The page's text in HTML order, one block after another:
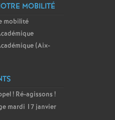
MOBILITÉ
mobilité
(Aix-
! Ré-agissons !
mardi 17 janvier